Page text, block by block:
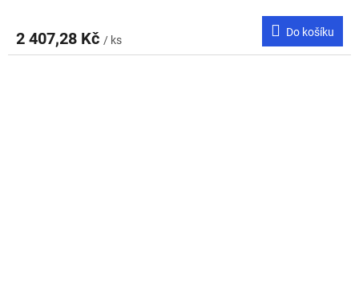
2 407,28 Kč / ks
Do košíku